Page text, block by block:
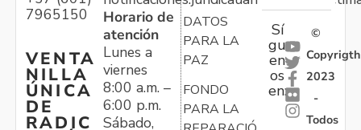
7965150
VENTA
NILLA
ÚNICA
DE
RADIC
Horario de
atención
Lunes a
viernes
8:00 a.m. –
6:00 p.m.
Sábado,
DATOS
PARA LA
PAZ
FONDO
PARA LA
Sí
gu
en
os
en:
©
Copyrigth
2023
-
Todos